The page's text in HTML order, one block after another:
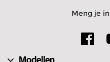
Letland
Meng je